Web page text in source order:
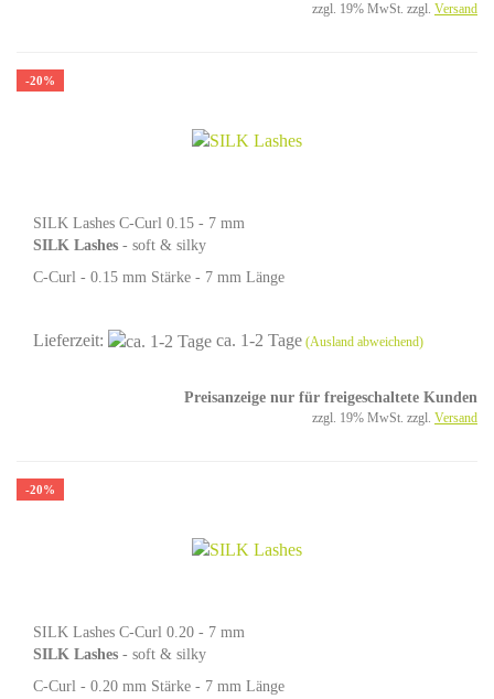
zzgl. 19% MwSt. zzgl. Versand
-20%
SILK Lashes C-Curl 0.15 - 7 mm
SILK Lashes - soft & silky
C-Curl - 0.15 mm Stärke - 7 mm Länge
Lieferzeit: ca. 1-2 Tage (Ausland abweichend)
Preisanzeige nur für freigeschaltete Kunden
zzgl. 19% MwSt. zzgl. Versand
-20%
SILK Lashes C-Curl 0.20 - 7 mm
SILK Lashes - soft & silky
C-Curl - 0.20 mm Stärke - 7 mm Länge